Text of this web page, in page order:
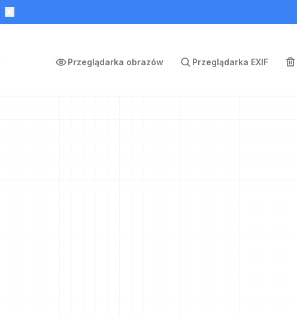
Przeglądarka obrazów Przeglądarka EXIF